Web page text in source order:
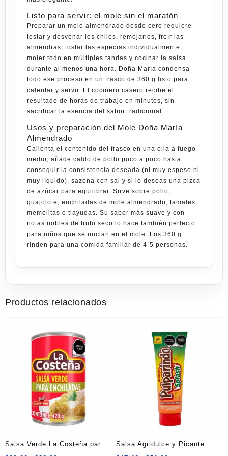
Listo para servir: el mole sin el maratón
Preparar un mole almendrado desde cero requiere
tostar y desvenar los chiles, remojarlos, freír las
almendras, tostar las especias individualmente,
moler todo en múltiples tandas y cocinar la salsa
durante al menos una hora. Doña María condensa
todo ese proceso en un frasco de 360 g listo para
calentar y servir. El cocinero casero recibe el
resultado de horas de trabajo en minutos, sin
sacrificar la esencia del sabor tradicional.
Usos y preparación del Mole Doña María
Almendrado
Calienta el contenido del frasco en una olla a fuego
medio, añade caldo de pollo poco a poco hasta
conseguir la consistencia deseada (ni muy espeso ni
muy líquido), sazona con sal y si lo deseas una pizca
de azúcar para equilibrar. Sirve sobre pollo,
guajolote, enchiladas de mole almendrado, tamales,
memelitas o tlayudas. Su sabor más suave y con
notas nobles de fruto seco lo hace también perfecto
para niños que se inician en el mole. Los 360 g
rinden para una comida familiar de 4-5 personas.
Productos relacionados
Salsa Verde La Costeña para
Salsa Agridulce y Picante